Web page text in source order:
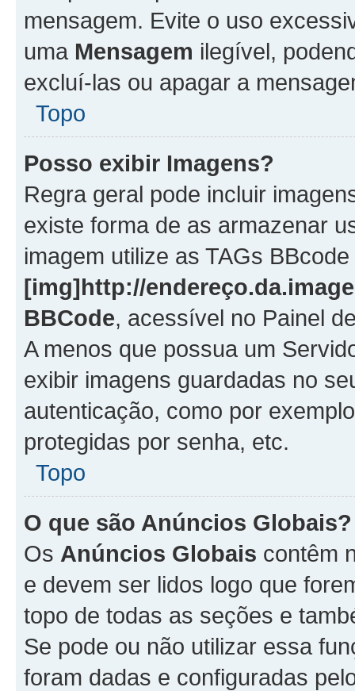
mensagem. Evite o uso
uma Mensagem ilegível,
excluí-las ou apagar a
Topo
Posso exibir Imagens?
Regra geral pode incluir
existe forma de as armazenar
imagem utilize as TAGs BBcode
[img]http://
BBCode, acessível no Painel
A menos que possua um
exibir imagens guardadas no
autenticação, como por
protegidas por senha, etc.
Topo
O que são Anúncios Globais?
Os Anúncios Globais contêm
e devem ser lidos logo que
topo de todas as seções e
Se pode ou não utilizar essa
foram dadas e configuradas